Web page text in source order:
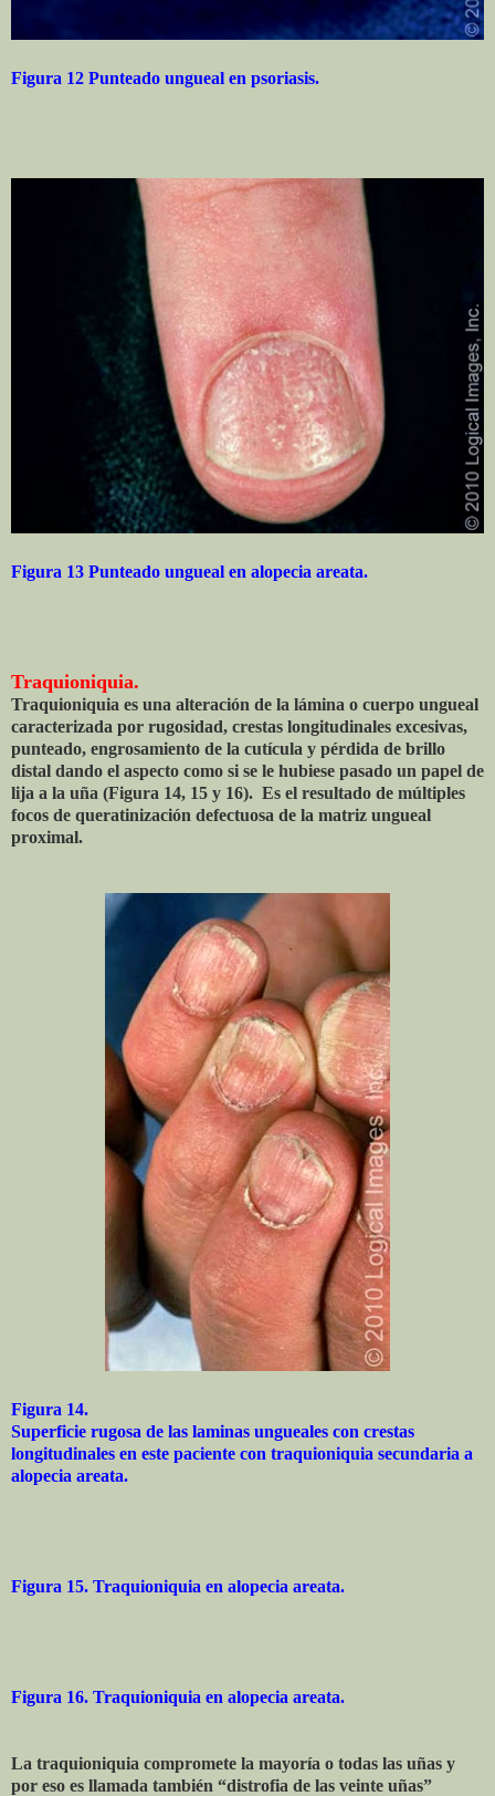
Figura 12 Punteado ungueal en psoriasis.
Figura 13 Punteado ungueal en alopecia areata.
Traquioniquia.
Traquioniquia es una alteración de la lámina o cuerpo ungueal
caracterizada por rugosidad, crestas longitudinales excesivas,
punteado, engrosamiento de la cutícula y pérdida de brillo
distal dando el aspecto como si se le hubiese pasado un papel de
lija a la uña (Figura 14, 15 y 16). Es el resultado de múltiples
focos de queratinización defectuosa de la matriz ungueal
proximal.
Figura 14.
Superficie rugosa de las laminas ungueales con crestas
longitudinales en este paciente con traquioniquia secundaria a
alopecia areata.
Figura 15. Traquioniquia en alopecia areata.
Figura 16. Traquioniquia en alopecia areata.
La traquioniquia compromete la mayoría o todas las uñas y
por eso es llamada también “distrofia de las veinte uñas”